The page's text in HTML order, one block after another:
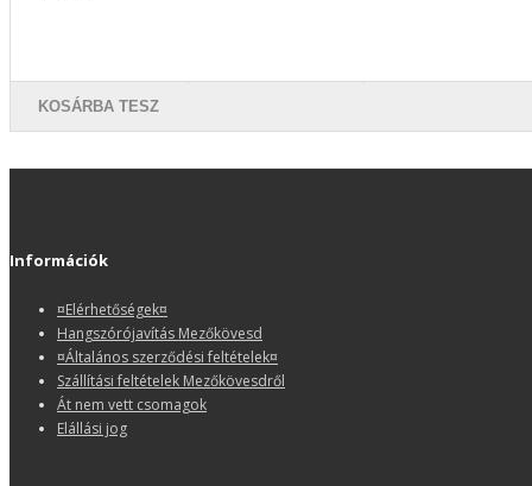
KOSÁRBA TESZ
Információk
¤Elérhetőségek¤
Hangszórójavítás Mezőkövesd
¤Általános szerződési feltételek¤
Szállítási feltételek Mezőkövesdről
Át nem vett csomagok
Elállási jog